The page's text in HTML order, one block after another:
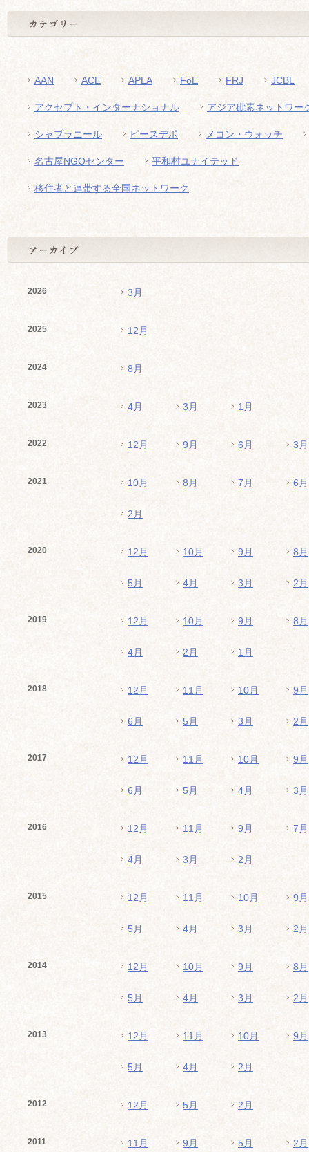
AAN ACE APLA FoE FRJ JCBL
アクセプト・インターナショナル アジア砒素ネットワー
シャプラニール ピースデポ メコン・ウォッチ
名古屋NGOセンター 平和村ユナイテッド
移住者と連帯する全国ネットワーク
2026 3月
2025 12月
2024 8月
2023 4月 3月 1月
2022 12月 9月 6月 3月
2021 10月 8月 7月 6月
2月
2020 12月 10月 9月 8月
5月 4月 3月 2月
2019 12月 10月 9月 8月
4月 2月 1月
2018 12月 11月 10月 9月
6月 5月 3月 2月
2017 12月 11月 10月 9月
6月 5月 4月 3月
2016 12月 11月 9月 7月
4月 3月 2月
2015 12月 11月 10月 9月
5月 4月 3月 2月
2014 12月 10月 9月 8月
5月 4月 3月 2月
2013 12月 11月 10月 9月
5月 4月 2月
2012 12月 5月 2月
2011 11月 9月 5月 2月